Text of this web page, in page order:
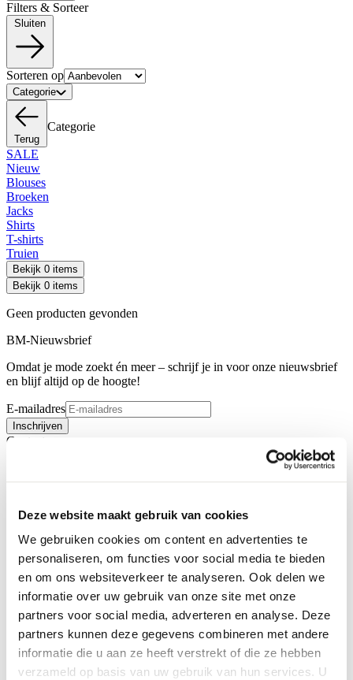
Deze website maakt gebruik van cookies
We gebruiken cookies om content en advertenties te
personaliseren, om functies voor social media te bieden
en om ons websiteverkeer te analyseren. Ook delen we
informatie over uw gebruik van onze site met onze
partners voor social media, adverteren en analyse. Deze
partners kunnen deze gegevens combineren met andere
informatie die u aan ze heeft verstrekt of die ze hebben
verzameld op basis van uw gebruik van hun services. U
Filters & Sorteer
Sorteren op
Categorie
Terug
Categorie
SALE
Nieuw
Blouses
Broeken
Jacks
Shirts
T-shirts
Truien
Bekijk 0 items
Bekijk 0 items
Geen producten gevonden
BM-Nieuwsbrief
Omdat je mode zoekt én meer – schrijf je in voor onze nieuwsbrief
en blijf altijd op de hoogte!
E-mailadres
Inschrijven
Contact